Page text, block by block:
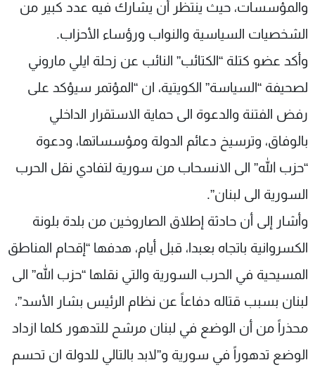
والمؤسسات، حيث ينتظر أن يشارك فيه عدد كبير من
الشخصيات السياسية والنواب ورؤساء الأحزاب.
وأكد عضو كتلة “الكتائب” النائب عن زحلة ايلي ماروني
لصحيفة “السياسة” الكويتية، ان “المؤتمر سيؤكد على
رفض الفتنة والدعوة الى حماية الاستقرار الداخلي
بالوفاق، وترسيخ دعائم الدولة ومؤسساتها، ودعوة
“حزب الله” الى الانسحاب من سورية لتفادي نقل الحرب
السورية الى لبنان”.
وأشار إلى أن حادثة إطلاق الصاروخين من بلدة بلونة
الكسروانية باتجاه بعبدا، قبل أيام، هدفها “إقحام المناطق
المسيحية في الحرب السورية والتي نقلها “حزب الله” الى
لبنان بسبب قتاله دفاعاً عن نظام الرئيس بشار الأسد”،
محذراً من أن الوضع في لبنان مرشح للتدهور كلما ازداد
الوضع تدهوراً في سورية و”لابد بالتالي للدولة ان تحسم
الإنـتـاج
لاعلاناتكم
تواصل معنا
شروط الإسـتخدام
سياسة الخصوصية